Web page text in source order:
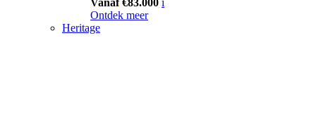
Ontdek meer
Heritage